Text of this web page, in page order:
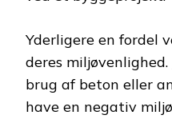
Yderligere en fordel
deres
brug af beton eller
have en negativ